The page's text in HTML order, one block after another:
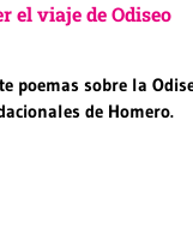
el viaje de Odiseo
poemas sobre la
de Homero.